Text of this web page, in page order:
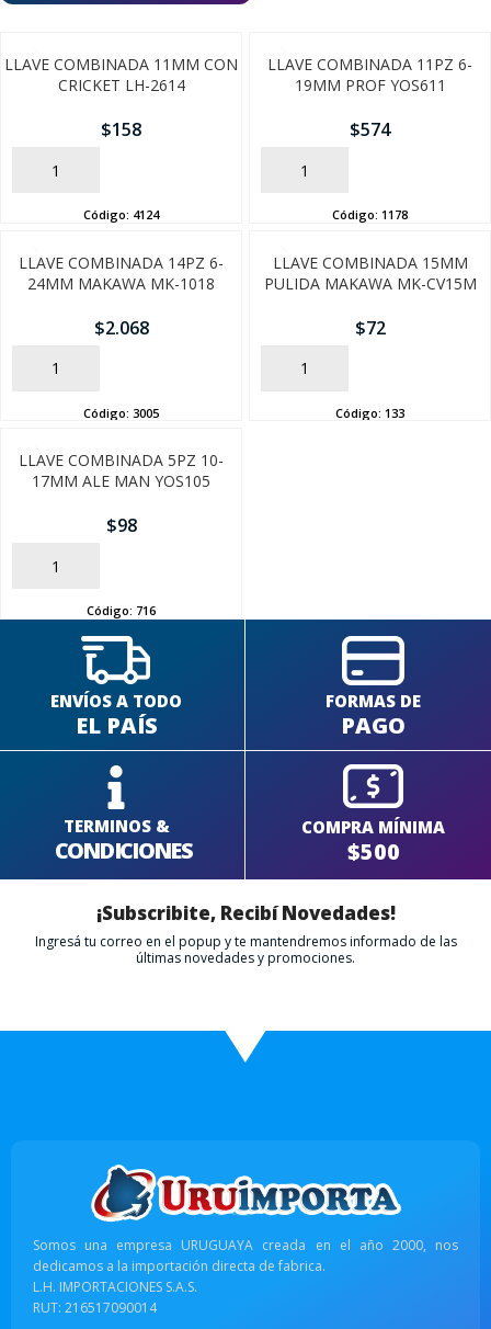
LLAVE COMBINADA 11MM CON
CRICKET LH-2614
$158
AÑADIR
Código: 4124
LLAVE COMBINADA 11PZ 6-
19MM PROF YOS611
$574
AÑADIR
Código: 1178
LLAVE COMBINADA 14PZ 6-
24MM MAKAWA MK-1018
$2.068
AÑADIR
Código: 3005
LLAVE COMBINADA 15MM
PULIDA MAKAWA MK-CV15M
$72
AÑADIR
Código: 133
LLAVE COMBINADA 5PZ 10-
17MM ALE MAN YOS105
$98
AÑADIR
Código: 716
ENVÍOS A TODO
EL PAÍS
FORMAS DE
PAGO
TERMINOS &
CONDICIONES
COMPRA MÍNIMA
$500
¡Subscribite, Recibí Novedades!
Ingresá tu correo en el popup y te mantendremos informado de las
últimas novedades y promociones.
Somos una empresa URUGUAYA creada en el año 2000, nos
dedicamos a la importación directa de fabrica.
L.H. IMPORTACIONES S.A.S.
RUT: 216517090014